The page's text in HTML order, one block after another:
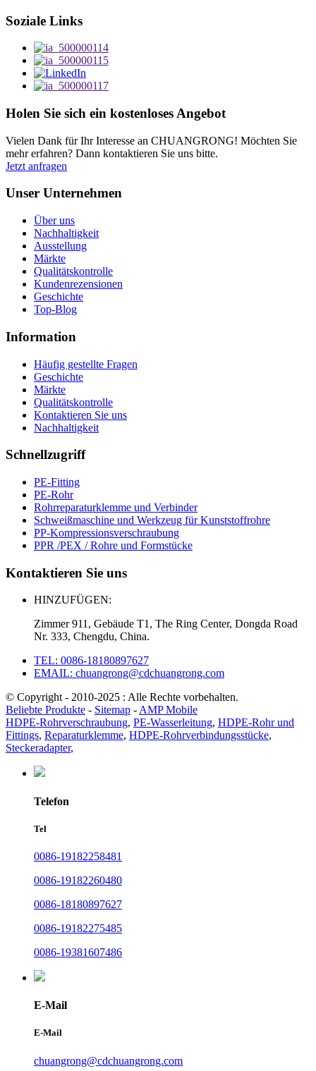
Soziale Links
Holen Sie sich ein kostenloses Angebot
Vielen Dank für Ihr Interesse an CHUANGRONG! Möchten Sie
mehr erfahren? Dann kontaktieren Sie uns bitte.
Jetzt anfragen
Unser Unternehmen
Über uns
Nachhaltigkeit
Ausstellung
Märkte
Qualitätskontrolle
Kundenrezensionen
Geschichte
Top-Blog
Information
Häufig gestellte Fragen
Geschichte
Märkte
Qualitätskontrolle
Kontaktieren Sie uns
Nachhaltigkeit
Schnellzugriff
PE-Fitting
PE-Rohr
Rohrreparaturklemme und Verbinder
Schweißmaschine und Werkzeug für Kunststoffrohre
PP-Kompressionsverschraubung
PPR /PEX / Rohre und Formstücke
Kontaktieren Sie uns
HINZUFÜGEN:
Zimmer 911, Gebäude T1, The Ring Center, Dongda Road
Nr. 333, Chengdu, China.
TEL: 0086-18180897627
EMAIL: chuangrong@cdchuangrong.com
© Copyright - 2010-2025 : Alle Rechte vorbehalten.
Beliebte Produkte - Sitemap -AMP Mobile
HDPE-Rohrverschraubung, PE-Wasserleitung, HDPE-Rohr und
Fittings, Reparaturklemme, HDPE-Rohrverbindungsstücke,
Steckeradapter,
Telefon
Tel
0086-19182258481
0086-19182260480
0086-18180897627
0086-19182275485
0086-19381607486
E-Mail
E-Mail
chuangrong@cdchuangrong.com